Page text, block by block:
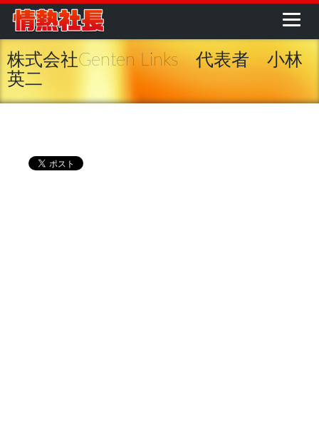
株式会社Genten Links 代表者 小林
英二